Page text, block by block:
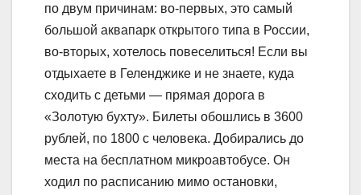
по двум причинам: во-первых, это самый
большой аквапарк открытого типа в России,
во-вторых, хотелось повеселиться! Если вы
отдыхаете в Геленджике и не знаете, куда
сходить с детьми — прямая дорога в
«Золотую бухту». Билеты обошлись в 3600
рублей, по 1800 с человека. Добирались до
места на бесплатном микроавтобусе. Он
ходил по расписанию мимо остановки,